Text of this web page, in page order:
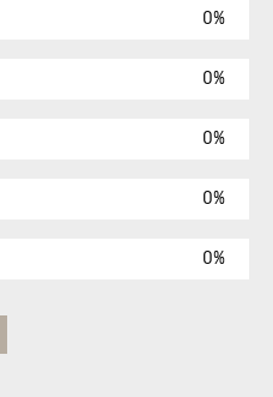
0%
0%
0%
0%
0%